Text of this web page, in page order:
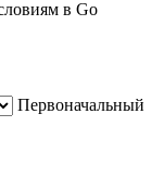
Первоначальный